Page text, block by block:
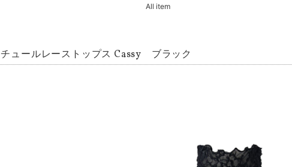
All item
チュールレーストップス Cassy ブラック